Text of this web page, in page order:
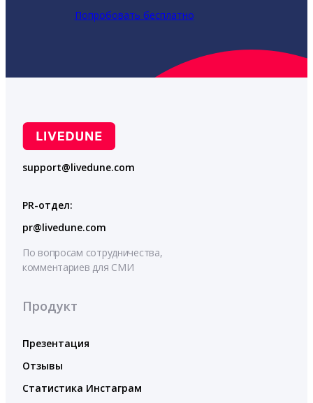
Попробовать бесплатно
support@livedune.com
PR-отдел:
pr@livedune.com
По вопросам сотрудничества,
комментариев для СМИ
Продукт
Презентация
Отзывы
Статистика Инстаграм